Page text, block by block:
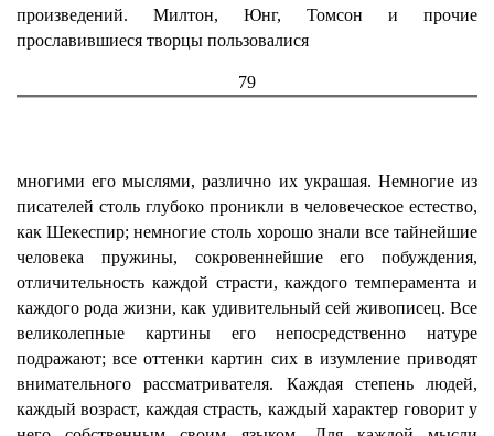
произведений. Милтон, Юнг, Томсон и прочие
прославившиеся творцы пользовалися
79
многими его мыслями, различно их украшая. Немногие из
писателей столь глубоко проникли в человеческое естество,
как Шекеспир; немногие столь хорошо знали все тайнейшие
человека пружины, сокровеннейшие его побуждения,
отличительность каждой страсти, каждого темперамента и
каждого рода жизни, как удивительный сей живописец. Все
великолепные картины его непосредственно натуре
подражают; все оттенки картин сих в изумление приводят
внимательного рассматривателя. Каждая степень людей,
каждый возраст, каждая страсть, каждый характер говорит у